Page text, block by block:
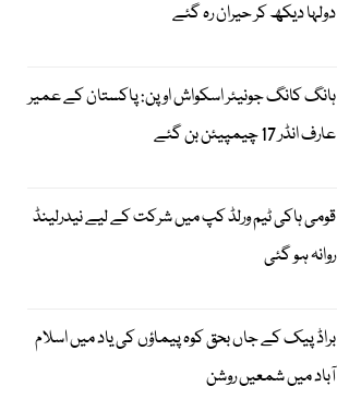
دولہا دیکھ کر حیران رہ گئے
ہانگ کانگ جونیئر اسکواش اوپن: پاکستان کے عمیر
عارف انڈر 17 چیمپیئن بن گئے
قومی ہاکی ٹیم ورلڈ کپ میں شرکت کے لیے نیدرلینڈ
روانہ ہو گئی
براڈ پیک کے جاں بحق کوہ پیماؤں کی یاد میں اسلام
آباد میں شمعیں روشن